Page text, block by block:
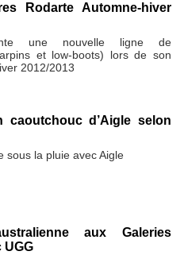
Rodarte Automne-hiver
une nouvelle ligne de
et low-boots) lors de son
2012/2013
caoutchouc d’Aigle selon
sous la pluie avec Aigle
aux Galeries
UGG